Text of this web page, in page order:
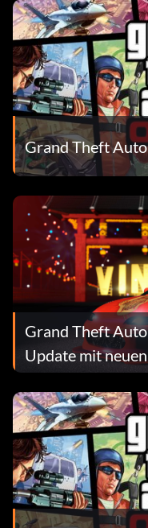
Grand Theft
Grand Theft
Update mit
Sammelobjekten